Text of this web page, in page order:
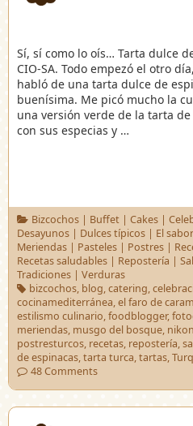
Sí, sí como lo oís… Tarta dulce
CIO-SA. Todo empezó el otro
habló de una tarta dulce de
buenísima. Me picó mucho la
una versión verde de la tarta
con sus especias y …
Bizcochos| Buffet| Cakes|
Desayunos | Dulces típicos | El
Meriendas | Pasteles | Postres |
Recetas saludables | Repostería |
Tradiciones | Verduras
bizcochos, blog,catering,
cocinamediterránea,el faro de
estilismo culinario,foodblogger,
meriendas, musgo del bosque, nikon
postresturcos, recetas, repostería,
de espinacas,tarta turca,tartas,
48 Comments